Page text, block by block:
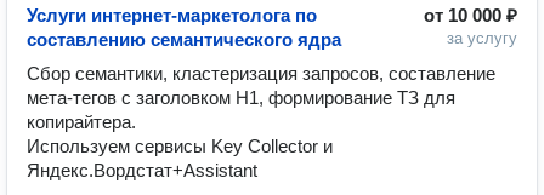
от 10 000 ₽
за услугу
Услуги интернет-маркетолога по
составлению семантического ядра
Сбор семантики, кластеризация запросов, составление
мета-тегов с заголовком H1, формирование ТЗ для
копирайтера.
Используем сервисы Key Collector и
Яндекс.Вордстат+Assistant